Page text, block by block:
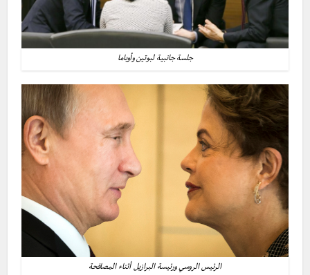
جلسة جانبية لبوتين وأوباما
الرئيس الروسي ورئيسة البرازيل أثناء المصافحة